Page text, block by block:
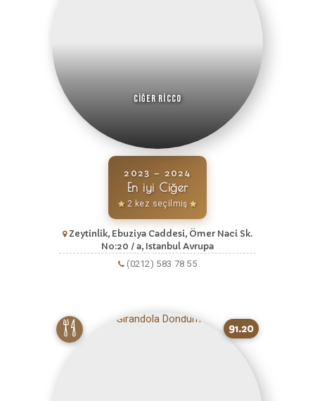
Ciğer Ricco
2023 – 2024
En iyi Ciğer
2 kez seçilmiş
Zeytinlik, Ebuziya Caddesi, Ömer Naci Sk.
No:20 / a, Istanbul Avrupa
(0212) 583 78 55
91.20